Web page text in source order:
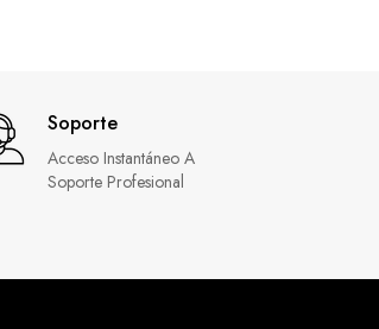
Soporte
Acceso Instantáneo A
Soporte Profesional